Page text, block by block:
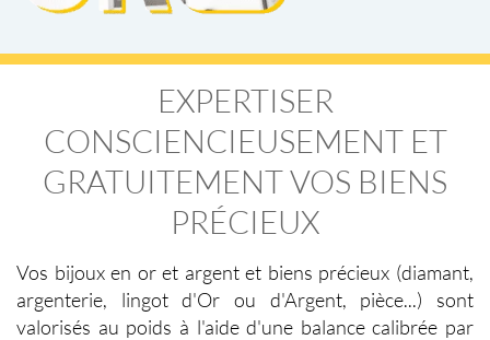
EXPERTISER
CONSCIENCIEUSEMENT ET
GRATUITEMENT VOS BIENS
PRÉCIEUX
Vos bijoux en or et argentet biens précieux (diamant,
argenterie, lingot d'Or ou d'Argent, pièce...) sont
valorisés au poids à l'aide d'une balance calibrée par